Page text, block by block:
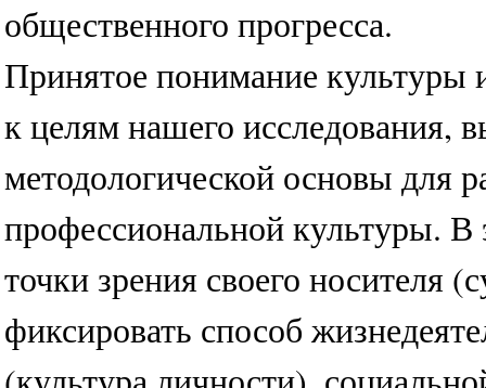
общественного прогресса.
Принятое понимание культуры
к целям нашего исследования,
методологической основы для
профессиональной культуры.
точки зрения своего носителя
фиксировать способ